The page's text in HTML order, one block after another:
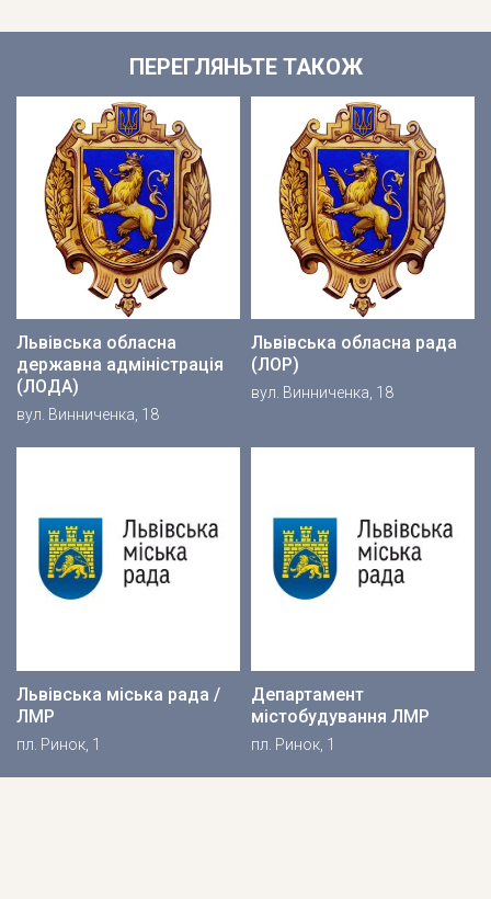
ПЕРЕГЛЯНЬТЕ ТАКОЖ
Львівська обласна
державна адміністрація
(ЛОДА)
вул. Винниченка, 18
Львівська обласна рада
(ЛОР)
вул. Винниченка, 18
Львівська міська рада /
ЛМР
пл. Ринок, 1
Департамент
містобудування ЛМР
пл. Ринок, 1